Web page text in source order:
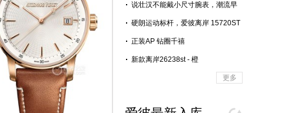
说壮汉不能戴小尺寸腕表，潮流早
硬朗运动标杆，爱彼离岸 15720ST
正装AP 钻圈千禧
新款离岸26238st - 橙
更多